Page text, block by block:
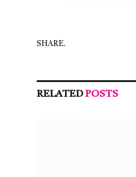
SHARE.
RELATEDPOSTS